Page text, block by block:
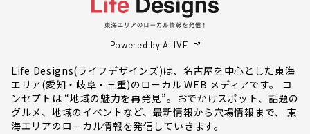
Powered by ALIVE
Life Designs(ライフデザインズ)は、名古屋を中心とした東海
エリア(愛知・岐阜・三重)のローカル WEB メディアです。 コ
ンセプトは “地域の魅力を再発見”。おでかけスポット、話題の
グルメ、地域のイベントなど、最新情報から穴場情報まで、 東
海エリアのローカル情報を発信していきます。